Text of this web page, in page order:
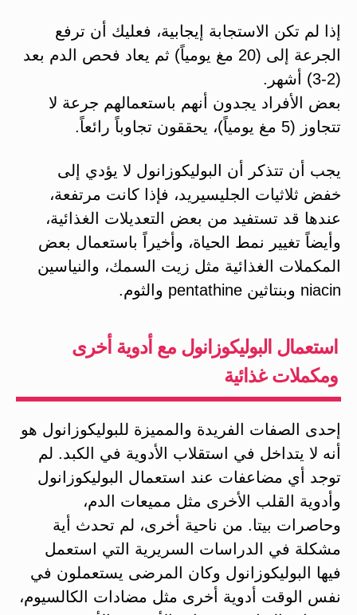
إذا لم تكن الاستجابة إيجابية، فعليك أن ترفع
الجرعة إلى (20 مغ يومياً) ثم يعاد فحص الدم بعد
(2-3) أشهر.
بعض الأفراد يجدون أنهم باستعمالهم جرعة لا
تتجاوز (5 مغ يومياً)، يحققون تجاوباً رائعاً.
يجب أن تتذكر أن البوليكوزانول لا يؤدي إلى
خفض ثلاثيات الجليسيريد، فإذا كانت مرتفعة،
عندها قد تستفيد من بعض التعديلات الغذائية،
وأيضاً تغيير نمط الحياة، وأخيراً باستعمال بعض
المكملات الغذائية مثل زيت السمك، والنياسين
niacin وبنتاثين pentathine والثوم.
استعمال البوليكوزانول مع أدوية أخرى
ومكملات غذائية
إحدى الصفات الفريدة والمميزة للبوليكوزانول هو
أنه لا يتداخل في استقلاب الأدوية في الكبد. لم
توجد أي مضاعفات عند استعمال البوليكوزانول
وأدوية القلب الأخرى مثل مميعات الدم،
وحاصرات بيتا. من ناحية أخرى، لم تحدث أية
مشكلة في الدراسات السريرية التي استعمل
فيها البوليكوزانول وكان المرضى يستعملون في
نفس الوقت أدوية أخرى مثل مضادات الكالسيوم،